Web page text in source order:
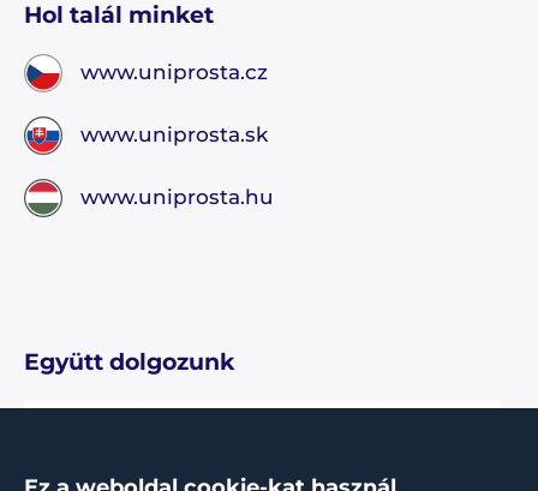
Hol talál minket
www.uniprosta.cz
www.uniprosta.sk
www.uniprosta.hu
Együtt dolgozunk